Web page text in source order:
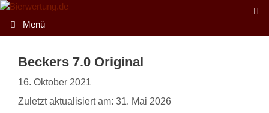
Zum
Inhalt
springen
Menü
Beckers 7.0 Original
16. Oktober 2021
Zuletzt aktualisiert am: 31. Mai 2026